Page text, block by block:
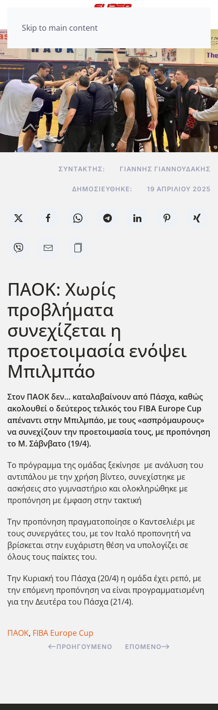
Skip to main content
ΣΥΝΤΆΚΤΗΣ: ΓΙΆΝΝΗΣ ΓΙΑΝΝΟΥΔΆΚΗΣ
ΔΗΜΟΣΙΕΎΘΗΚΕ: 19 ΑΠΡΙΛΊΟΥ 2025
ΠΑΟΚ: Χωρίς
προβλήματα
συνεχίζεται η
προετοιμασία ενόψει
Μπιλμπάο
Στον ΠΑΟΚ δεν… καταλαβαίνουν από Πάσχα, καθώς
ακολουθεί ο δεύτερος τελικός του FIBA Europe Cup
απέναντι στην Μπιλμπάο, με τους «ασπρόμαυρους»
να συνεχίζουν την προετοιμασία τους, με προπόνηση
το Μ. Σάβνβατο (19/4).
Το πρόγραμμα της ομάδας ξεκίνησε με ανάλυση του
αντιπάλου με την χρήση βίντεο, συνεχίστηκε με
ασκήσεις στο γυμναστήριο και ολοκληρώθηκε με
προπόνηση με έμφαση στην τακτική
Την προπόνηση πραγματοποίησε ο Καντσελιέρι με
τους συνεργάτες του, με τον Ιταλό προπονητή να
βρίσκεται στην ευχάριστη θέση να υπολογίζει σε
όλους τους παίκτες του.
Την Κυριακή του Πάσχα (20/4) η ομάδα έχει ρεπό, με
την επόμενη προπόνηση να είναι προγραμματισμένη
για την Δευτέρα του Πάσχα (21/4).
ΠΑΟΚ, FIBA Europe Cup
ΠΡΟΗΓΟΎΜΕΝΟ ΕΠΌΜΕΝΟ